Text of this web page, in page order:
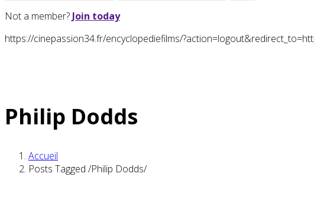
Not a member? Join today
https://cinepassion34.fr/encyclopediefilms/
Philip Dodds
Accueil
Posts Tagged /Philip Dodds/